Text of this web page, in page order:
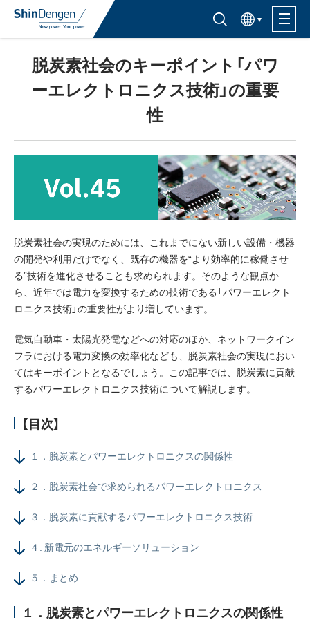
半導体製品検索はこちら
한국어
製品ラインナップ
購入窓口
企業情報
サステナビリティ
IR情報
採用情報
ニュース
イベント
お問い合わせ
脱炭素社会のキーポイント「パワ
ーエレクトロニクス技術」の重要
性
脱炭素社会の実現のためには、これまでにない新しい設備・機器
の開発や利用だけでなく、既存の機器を“より効率的に稼働させ
る”技術を進化させることも求められます。そのような観点か
ら、近年では電力を変換するための技術である「パワーエレクト
ロニクス技術」の重要性がより増しています。
電気自動車・太陽光発電などへの対応のほか、ネットワークイン
フラにおける電力変換の効率化なども、脱炭素社会の実現におい
てはキーポイントとなるでしょう。この記事では、脱炭素に貢献
するパワーエレクトロニクス技術について解説します。
【目次】
１．脱炭素とパワーエレクトロニクスの関係性
２．脱炭素社会で求められるパワーエレクトロニクス
３．脱炭素に貢献するパワーエレクトロニクス技術
４. 新電元のエネルギーソリューション
５．まとめ
１．脱炭素とパワーエレクトロニクスの関係性